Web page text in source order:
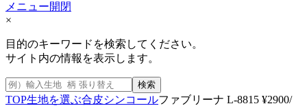
メニュー開閉
×
目的のキーワードを検索してください。
サイト内の情報を表示します。
検索
TOP生地を選ぶ合皮シンコールファブリーナ L-8815 ¥2900/